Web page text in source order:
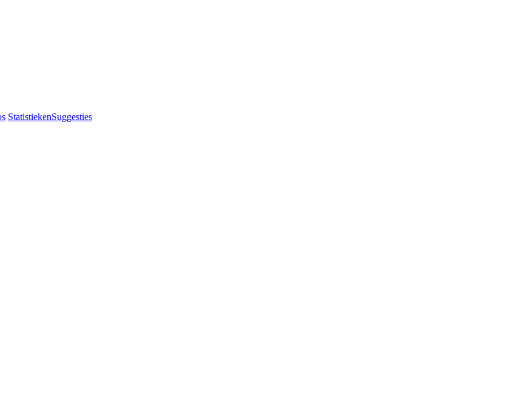
StatistiekenSuggesties